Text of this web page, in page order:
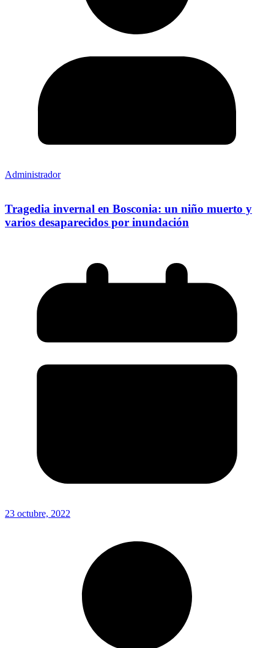
Administrador
Tragedia invernal en Bosconia: un niño muerto y
varios desaparecidos por inundación
23 octubre, 2022